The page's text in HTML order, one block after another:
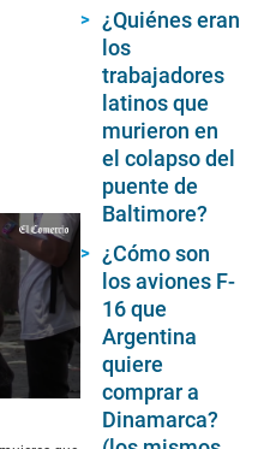
¿Quiénes eran
los
trabajadores
latinos que
murieron en
el colapso del
puente de
Baltimore?
¿Cómo son
los aviones F-
16 que
Argentina
quiere
comprar a
Dinamarca?